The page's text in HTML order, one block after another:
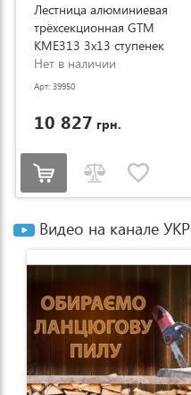
Лестница алюминиевая
трёхсекционная GTM
KME313 3x13 ступенек
3.53-8.93м (KME313)
Нет в наличии
Арт: 39950
10 827 грн.
Видео на канале